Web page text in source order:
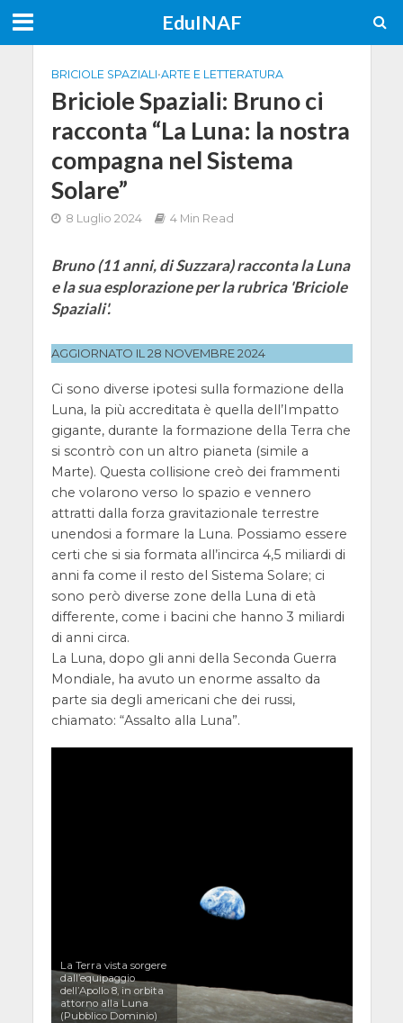
EduINAF
BRICIOLE SPAZIALI•ARTE E LETTERATURA
Briciole Spaziali: Bruno ci
racconta “La Luna: la nostra
compagna nel Sistema
Solare”
8 Luglio 2024 4 Min Read
Bruno (11 anni, di Suzzara) racconta la Luna
e la sua esplorazione per la rubrica 'Briciole
Spaziali'.
AGGIORNATO IL 28 NOVEMBRE 2024
Ci sono diverse ipotesi sulla formazione della
Luna, la più accreditata è quella dell’Impatto
gigante, durante la formazione della Terra che
si scontrò con un altro pianeta (simile a
Marte). Questa collisione creò dei frammenti
che volarono verso lo spazio e vennero
attratti dalla forza gravitazionale terrestre
unendosi a formare la Luna. Possiamo essere
certi che si sia formata all’incirca 4,5 miliardi di
anni fa come il resto del Sistema Solare; ci
sono però diverse zone della Luna di età
differente, come i bacini che hanno 3 miliardi
di anni circa.
La Luna, dopo gli anni della Seconda Guerra
Mondiale, ha avuto un enorme assalto da
parte sia degli americani che dei russi,
chiamato: “Assalto alla Luna”.
La Terra vista sorgere
dall’equipaggio
dell’Apollo 8, in orbita
attorno alla Luna
(Pubblico Dominio)